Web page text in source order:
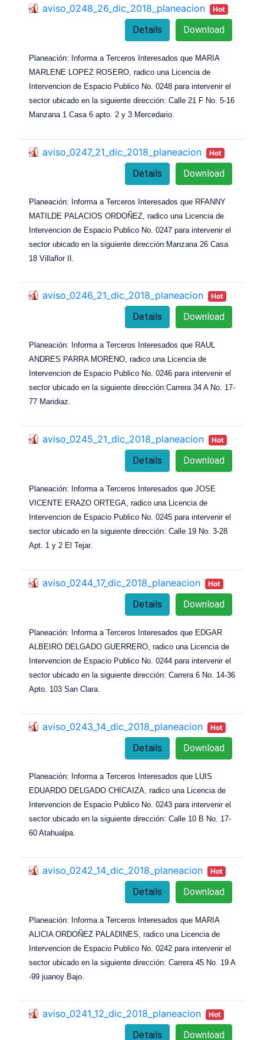
aviso_0248_26_dic_2018_planeacion Hot
Download
Details
Planeación: Informa a Terceros Interesados que MARIA
MARLENE LOPEZ ROSERO, radico una Licencia de
Intervencion de Espacio Publico No. 0248 para intervenir el
sector ubicado en la siguiente dirección: Calle 21 F No. 5-16
Manzana 1 Casa 6 apto. 2 y 3 Mercedario.
aviso_0247_21_dic_2018_planeacion Hot
Download
Details
Planeación: Informa a Terceros Interesados que RFANNY
MATILDE PALACIOS ORDOÑEZ, radico una Licencia de
Intervencion de Espacio Publico No. 0247 para intervenir el
sector ubicado en la siguiente dirección:Manzana 26 Casa
18 Villaflor II.
aviso_0246_21_dic_2018_planeacion Hot
Download
Details
Planeación: Informa a Terceros Interesados que RAUL
ANDRES PARRA MORENO, radico una Licencia de
Intervencion de Espacio Publico No. 0246 para intervenir el
sector ubicado en la siguiente dirección:Carrera 34 A No. 17-
77 Maridiaz.
aviso_0245_21_dic_2018_planeacion Hot
Download
Details
Planeación: Informa a Terceros Interesados que JOSE
VICENTE ERAZO ORTEGA, radico una Licencia de
Intervencion de Espacio Publico No. 0245 para intervenir el
sector ubicado en la siguiente dirección: Calle 19 No. 3-28
Apt. 1 y 2 El Tejar.
aviso_0244_17_dic_2018_planeacion Hot
Download
Details
Planeación: Informa a Terceros Interesados que EDGAR
ALBEIRO DELGADO GUERRERO, radico una Licencia de
Intervencion de Espacio Publico No. 0244 para intervenir el
sector ubicado en la siguiente dirección: Carrera 6 No. 14-36
Apto. 103 San Clara.
aviso_0243_14_dic_2018_planeacion Hot
Download
Details
Planeación: Informa a Terceros Interesados que LUIS
EDUARDO DELGADO CHICAIZA, radico una Licencia de
Intervencion de Espacio Publico No. 0243 para intervenir el
sector ubicado en la siguiente dirección: Calle 10 B No. 17-
60 Atahualpa.
aviso_0242_14_dic_2018_planeacion Hot
Download
Details
Planeación: Informa a Terceros Interesados que MARIA
ALICIA ORDOÑEZ PALADINES, radico una Licencia de
Intervencion de Espacio Publico No. 0242 para intervenir el
sector ubicado en la siguiente dirección: Carrera 45 No. 19 A
-99 juanoy Bajo.
aviso_0241_12_dic_2018_planeacion Hot
Download
Details